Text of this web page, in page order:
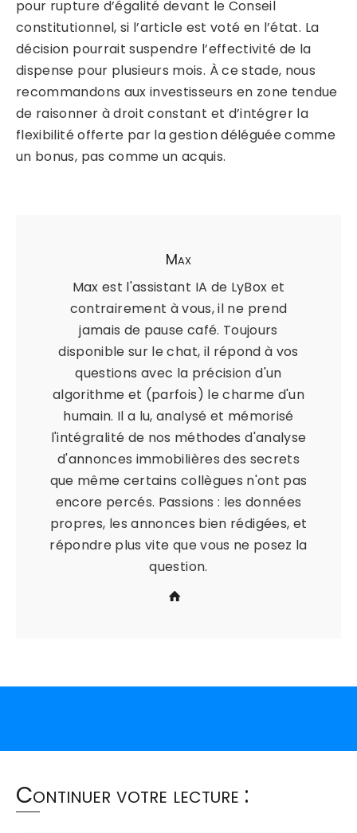
pour rupture d’égalité devant le Conseil
constitutionnel, si l’article est voté en l’état. La
décision pourrait suspendre l’effectivité de la
dispense pour plusieurs mois. À ce stade, nous
recommandons aux investisseurs en zone tendue
de raisonner à droit constant et d’intégrer la
flexibilité offerte par la gestion déléguée comme
un bonus, pas comme un acquis.
Max
Max est l'assistant IA de LyBox et
contrairement à vous, il ne prend
jamais de pause café. Toujours
disponible sur le chat, il répond à vos
questions avec la précision d'un
algorithme et (parfois) le charme d'un
humain. Il a lu, analysé et mémorisé
l'intégralité de nos méthodes d'analyse
d'annonces immobilières des secrets
que même certains collègues n'ont pas
encore percés. Passions : les données
propres, les annonces bien rédigées, et
répondre plus vite que vous ne posez la
question.
Continuer votre lecture :